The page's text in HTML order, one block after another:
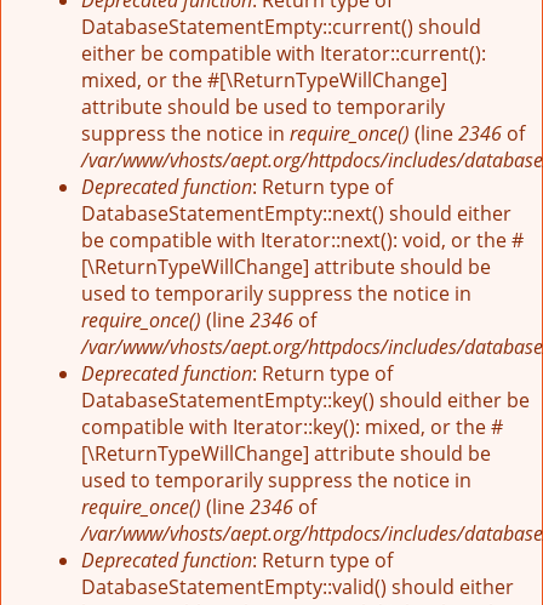
DatabaseStatementEmpty::current() should
either be compatible with Iterator::current():
mixed, or the #[\ReturnTypeWillChange]
attribute should be used to temporarily
suppress the notice in require_once() (line2346 of
/var/www/vhosts/aept.org/httpdocs/includes/
Deprecated function: Return type of
DatabaseStatementEmpty::next() should either
be compatible with Iterator::next(): void, or the #
[\ReturnTypeWillChange] attribute should be
used to temporarily suppress the notice in
require_once() (line2346 of
/var/www/vhosts/aept.org/httpdocs/includes/
Deprecated function: Return type of
DatabaseStatementEmpty::key() should either be
compatible with Iterator::key(): mixed, or the #
[\ReturnTypeWillChange] attribute should be
used to temporarily suppress the notice in
require_once() (line2346 of
/var/www/vhosts/aept.org/httpdocs/includes/
Deprecated function: Return type of
DatabaseStatementEmpty::valid() should either